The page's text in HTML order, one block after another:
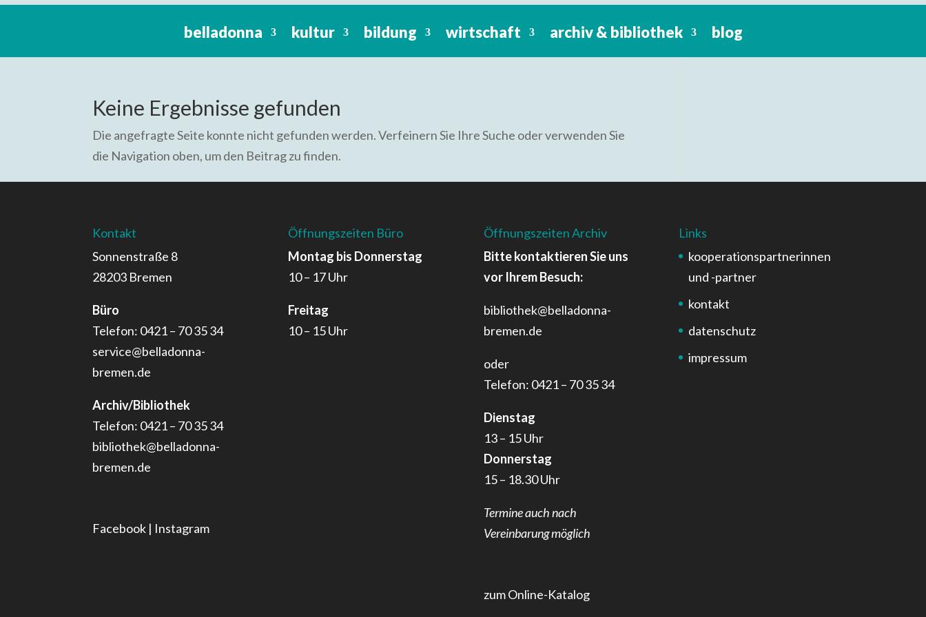
belladonna kultur bildung wirtschaft archiv & bibliothek blog
Keine Ergebnisse gefunden
Die angefragte Seite konnte nicht gefunden werden. Verfeinern Sie Ihre Suche oder verwenden Sie
die Navigation oben, um den Beitrag zu finden.
Kontakt
Sonnenstraße 8
28203 Bremen
Büro
Telefon: 0421 – 70 35 34
service@belladonna-
bremen.de
Archiv/Bibliothek
Telefon: 0421 – 70 35 34
bibliothek@belladonna-
bremen.de
Facebook | Instagram
Öffnungszeiten Büro
Montag bis Donnerstag
10 – 17 Uhr
Freitag
10 – 15 Uhr
Öffnungszeiten Archiv
Bitte kontaktieren Sie uns
vor Ihrem Besuch:
bibliothek@belladonna-
bremen.de
oder
Telefon: 0421 – 70 35 34
Dienstag
13 – 15 Uhr
Donnerstag
15 – 18.30 Uhr
Termine auch nach
Vereinbarung möglich
zum Online-Katalog
Links
kooperationspartnerinnen
und -partner
kontakt
datenschutz
impressum